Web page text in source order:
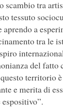
scambio tra
tessuto
aprendo a
tra le
del fatto
territorio è
e merita di